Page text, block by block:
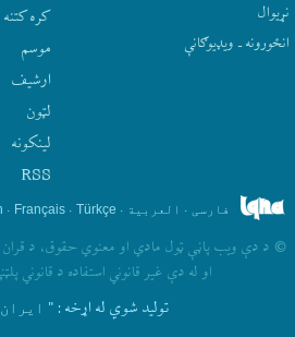
نړيوال
انځورونه ـ ویډیوګانې
کره کتنه
موسم
ارشيف
لټون
لينکونه
RSS
فارسی . العربیة .
Türkçe
.
Français
.
© د دې ويب پاڼې ټول مادي او معنوي حقوق، د قران
او له دې غير قانوني استفاده د قانوني
تولید شوي له اړخه : "